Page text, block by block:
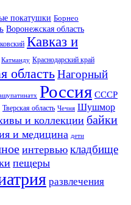
покатушки Борнео
Воронежская область
Кавказ и
Катманду Краснодарский край
областьНагорный
Россия СССР
Тверская область Чечня Шушмор
и коллекции байки
и медицина дети
интервью кладбище
пещеры
развлечения